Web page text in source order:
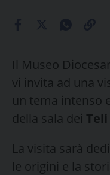
Il Museo
vi invita ad una
un tema intenso
della sala dei
La visita sarà
le origini e la